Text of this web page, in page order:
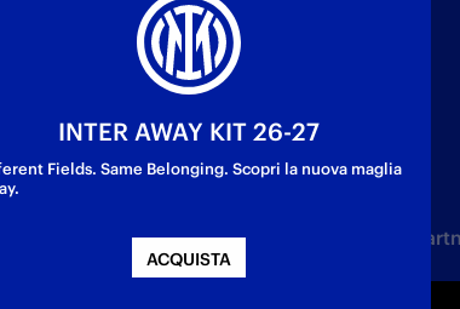
Under 23 Settore Giovanile
INTER AWAY KIT 26-27
Fields. Same Belonging. Scopri la nuova maglia
ACQUISTA